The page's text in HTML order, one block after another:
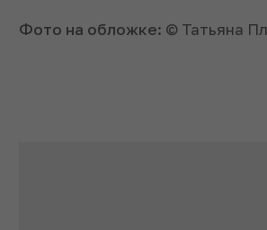
Фото на обложке: © Татьяна